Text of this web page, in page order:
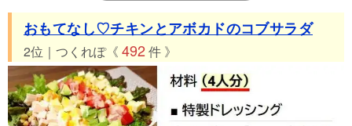
おもてなし♡チキンとアボカドのコブサラダ
2位｜つくれぽ《 492 件 》